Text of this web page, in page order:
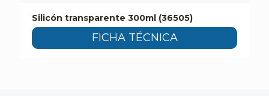
Silicón transparente 300ml (36505)
FICHA TÉCNICA